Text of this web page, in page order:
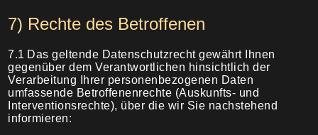
7) Rechte des Betroffenen
7.1 Das geltende Datenschutzrecht gewährt Ihnen
gegenüber dem Verantwortlichen hinsichtlich der
Verarbeitung Ihrer personenbezogenen Daten
umfassende Betroffenenrechte (Auskunfts- und
Interventionsrechte), über die wir Sie nachstehend
informieren: